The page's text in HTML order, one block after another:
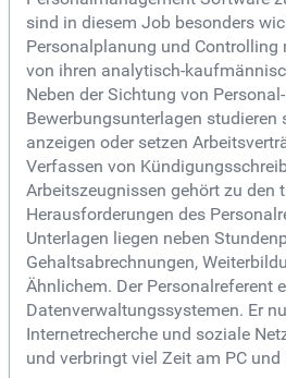
sind in diesem Job besonders
Personalplanung und Controlling
von ihren analytisch-
Neben der Sichtung von
Bewerbungsunterlagen studieren
anzeigen oder setzen
Verfassen von
Arbeitszeugnissen gehört zu den
Herausforderungen des
Unterlagen liegen neben
Gehaltsabrechnungen,
Ähnlichem. Der Personalreferent
Datenverwaltungssystemen. Er
Internetrecherche und soziale
und verbringt viel Zeit am PC